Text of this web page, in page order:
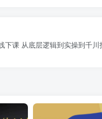
下课 从底层逻辑到实操到千川